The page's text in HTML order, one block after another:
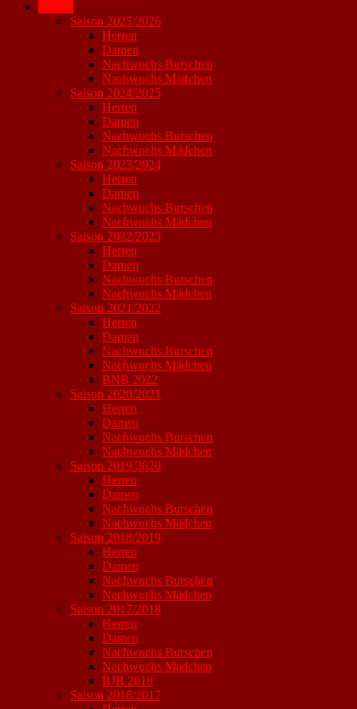
Saison 2025/2026
Herren
Damen
Nachwuchs Burschen
Nachwuchs Mädchen
Saison 2024/2025
Herren
Damen
Nachwuchs Burschen
Nachwuchs Mädchen
Saison 2023/2024
Herren
Damen
Nachwuchs Burschen
Nachwuchs Mädchen
Saison 2022/2023
Herren
Damen
Nachwuchs Burschen
Nachwuchs Mädchen
Saison 2021/2022
Herren
Damen
Nachwuchs Burschen
Nachwuchs Mädchen
BNB 2022
Saison 2020/2021
Herren
Damen
Nachwuchs Burschen
Nachwuchs Mädchen
Saison 2019/2020
Herren
Damen
Nachwuchs Burschen
Nachwuchs Mädchen
Saison 2018/2019
Herren
Damen
Nachwuchs Burschen
Nachwuchs Mädchen
Saison 2017/2018
Herren
Damen
Nachwuchs Burschen
Nachwuchs Mädchen
BJB 2018
Saison 2016/2017